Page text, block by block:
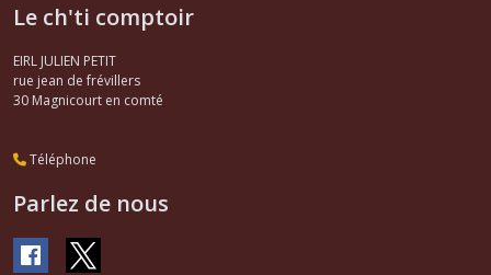
Le ch'ti comptoir
EIRL JULIEN PETIT
rue jean de frévillers
30 Magnicourt en comté
Téléphone
Parlez de nous